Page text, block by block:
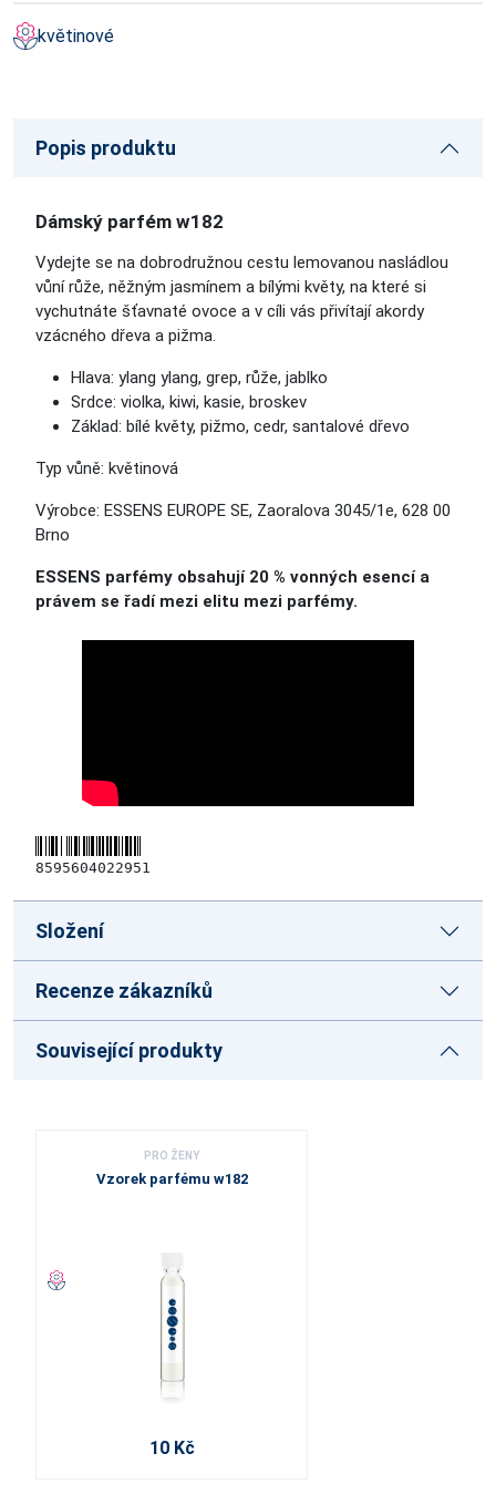
květinové
Popis produktu
Dámský parfém w182
Vydejte se na dobrodružnou cestu lemovanou nasládlou
vůní růže, něžným jasmínem a bílými květy, na které si
vychutnáte šťavnaté ovoce a v cíli vás přivítají akordy
vzácného dřeva a pižma.
Hlava: ylang ylang, grep, růže, jablko
Srdce: violka, kiwi, kasie, broskev
Základ: bílé květy, pižmo, cedr, santalové dřevo
Typ vůně: květinová
Výrobce: ESSENS EUROPE SE, Zaoralova 3045/1e, 628 00
Brno
ESSENS parfémy obsahují 20 % vonných esencí a
právem se řadí mezi elitu mezi parfémy.
8595604022951
Složení
Recenze zákazníků
Související produkty
PRO ŽENY
Vzorek parfému w182
10 Kč